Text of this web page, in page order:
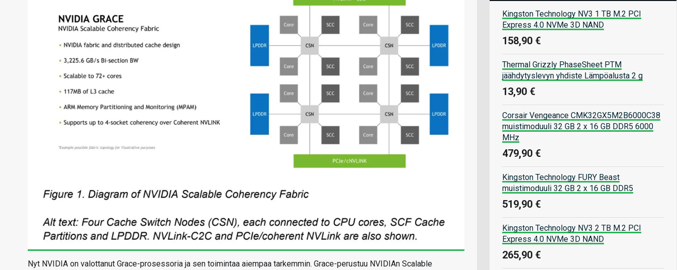
Nyt NVIDIA on valottanut Grace-prosessoria ja sen toimintaa aiempaa tarkemmin. Grace-perustuu NVIDIAn Scalable
Kingston Technology NV3 1 TB M.2 PCI
Express 4.0 NVMe 3D NAND
158,90 €
Thermal Grizzly PhaseSheet PTM
jäähdytyslevyn yhdiste Lämpöalusta 2 g
13,90 €
Corsair Vengeance CMK32GX5M2B6000C38
muistimoduuli 32 GB 2 x 16 GB DDR5 6000
MHz
479,90 €
Kingston Technology FURY Beast
muistimoduuli 32 GB 2 x 16 GB DDR5
519,90 €
Kingston Technology NV3 2 TB M.2 PCI
Express 4.0 NVMe 3D NAND
265,90 €